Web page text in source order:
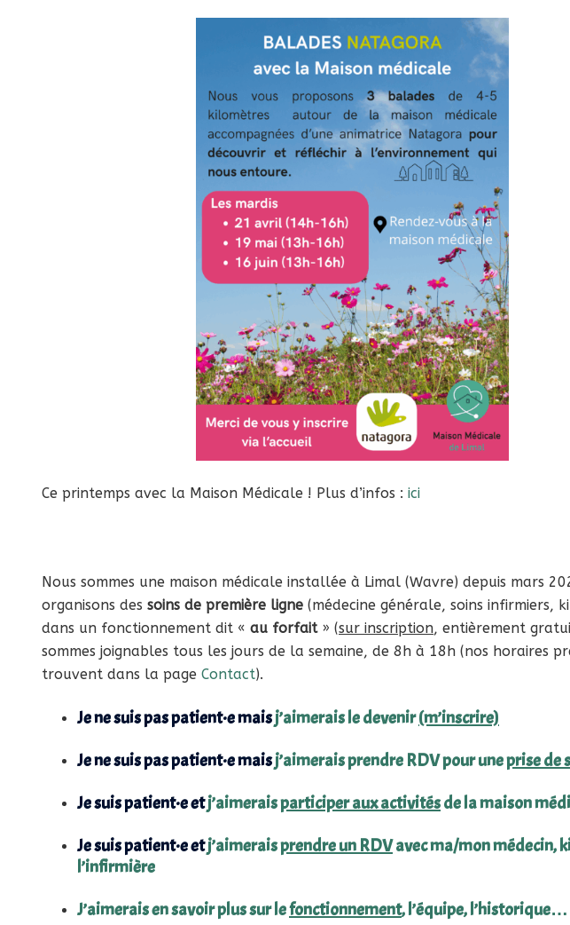
Ce printemps avec la Maison Médicale ! Plus d’infos : ici
Nous sommes une maison médicale installée à Limal (Wavre) depuis mars
organisons des soins de première ligne (médecine générale, soins infirmiers,
dans un fonctionnement dit « au forfait» (sur inscription, entièrement
sommes joignables tous les jours de la semaine, de 8h à 18h (nos horaires
trouvent dans la page Contact).
Je ne suis pas patient·e maisj’aimerais le devenir(m’inscrire)
Je ne suis pas patient·e maisj’aimerais prendre RDV pour uneprise de
Je suis patient·e etj’aimeraisparticiper aux activitésde la maison
Je suis patient·e etj’aimeraisprendre un RDVavec ma/mon médecin,
l’infirmière
J’aimerais en savoir plus sur lefonctionnement, l’équipe, l’historique…